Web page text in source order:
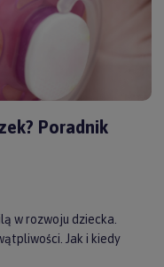
Poradnik
w rozwoju dziecka.
Jak i kiedy